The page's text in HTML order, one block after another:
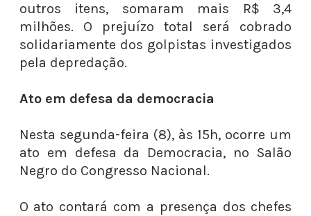
outros itens, somaram mais R$ 3,4
milhões. O prejuízo total será cobrado
solidariamente dos golpistas investigados
pela depredação.
Ato em defesa da democracia
Nesta segunda-feira (8), às 15h, ocorre um
ato em defesa da Democracia, no Salão
Negro do Congresso Nacional.
O ato contará com a presença dos chefes